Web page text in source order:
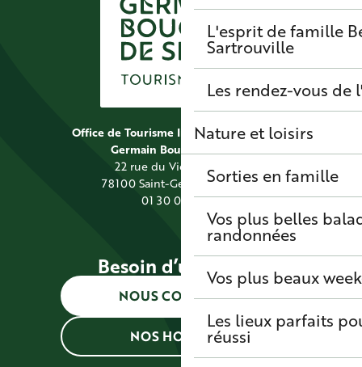
L'esprit de famille
Sartrouville
Les rendez-vous de
Nature et loisirs
Sorties en famille
Vos plus belles
randonnées
Vos plus beaux
Les lieux parfaits
réussi
Office de Tourisme Intercommunal Saint
Germain Boucles de Seine
22 rue du Vieil Abreuvoir
78100 Saint-Germain-en-Laye
01 30 09 39 89
Besoin d’une info ?
NOUS CONTACTER
NOS HORAIRES